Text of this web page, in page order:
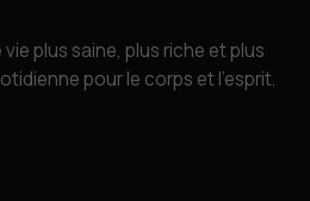
plus saine, plus riche et plus
pour le corps et l'esprit.